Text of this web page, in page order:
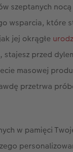
szeptanych
wsparcia, które
jej okrągłe
przed
masowej
przetrwa
w pamięci